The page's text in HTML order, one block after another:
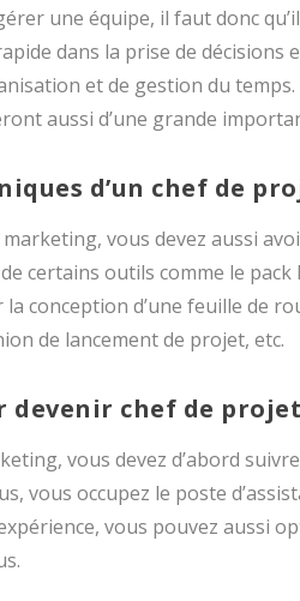
une équipe, il faut donc
dans la prise de décisions
et de gestion du
aussi d’une grande
d’un chef de
vous devez aussi
certains outils comme le
conception d’une feuille de
de lancement de projet, etc.
chef de
vous devez d’abord
vous occupez le poste
vous pouvez aussi